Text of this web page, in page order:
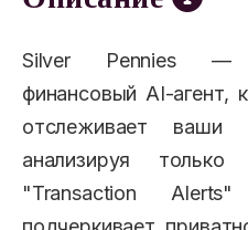
Silver Pennies —
финансовый AI-агент,
отслеживает
анализируя
"Transaction